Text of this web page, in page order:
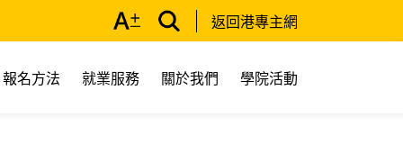
返回港專主網
報名方法 就業服務 關於我們 學院活動